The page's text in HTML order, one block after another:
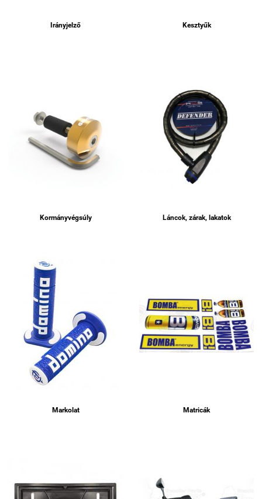
Irányjelző Kesztyűk
Kormányvégsúly Láncok, zárak, lakatok
Markolat Matricák